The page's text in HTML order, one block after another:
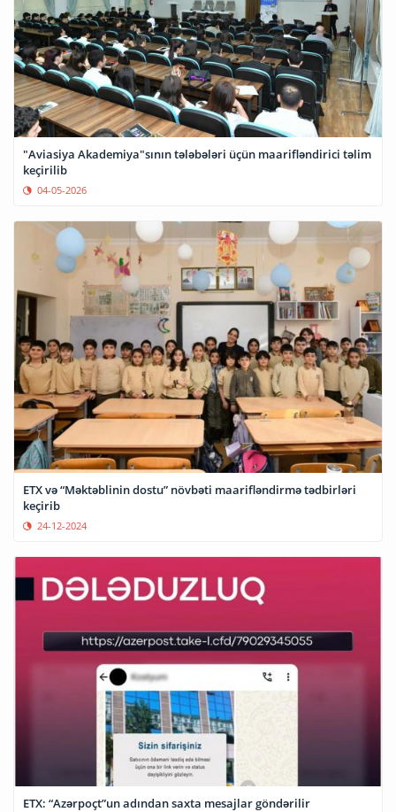
"Aviasiya Akademiya"sının tələbələri üçün maarifləndirici təlim
keçirilib
04-05-2026
ETX və “Məktəblinin dostu” növbəti maarifləndirmə tədbirləri
keçirib
24-12-2024
ETX: “Azərpoçt”un adından saxta mesajlar göndərilir